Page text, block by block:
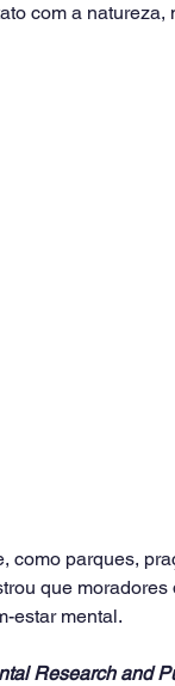
com a natureza,
como parques,
que
estar mental.
Research and